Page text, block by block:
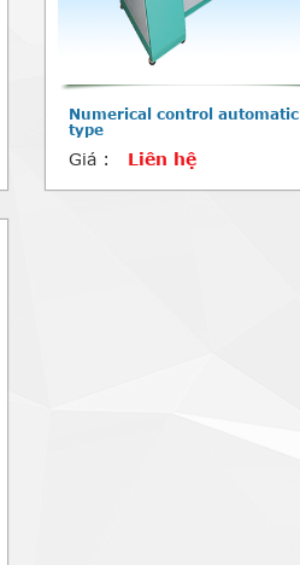
Numerical control automatic
type
Giá : Liên hệ